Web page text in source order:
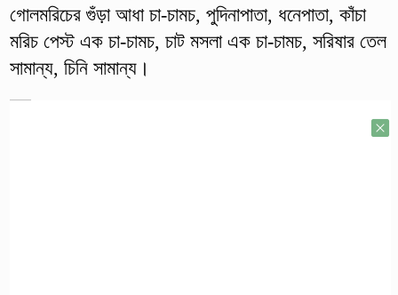
গোলমরিচের গুঁড়া আধা চা-চামচ, পুদিনাপাতা, ধনেপাতা, কাঁচা
মরিচ পেস্ট এক চা-চামচ, চাট মসলা এক চা-চামচ, সরিষার তেল
সামান্য, চিনি সামান্য।